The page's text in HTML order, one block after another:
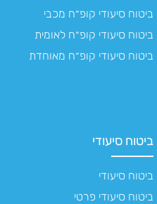
ביטוח סיעודי
ביטוח סיעודי
ביטוח סיעודי פרטי
ביטוח סיעודי קופ״ח מכבי
ביטוח סיעודי קופ״ח לאומית
ביטוח סיעודי קופ״ח מאוחדת